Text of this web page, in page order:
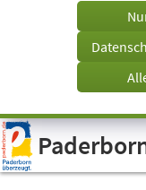
Visuelle
Assistenzsoftware
öffnen.